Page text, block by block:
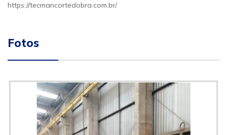
https://tecmancortedobra.com.br/
Fotos